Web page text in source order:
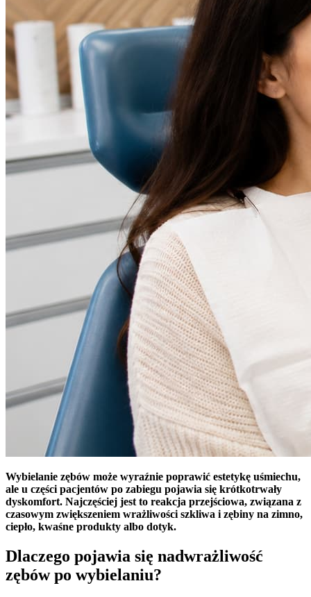
Wybielanie zębów może wyraźnie poprawić estetykę uśmiechu,
ale u części pacjentów po zabiegu pojawia się krótkotrwały
dyskomfort. Najczęściej jest to reakcja przejściowa, związana z
czasowym zwiększeniem wrażliwości szkliwa i zębiny na zimno,
ciepło, kwaśne produkty albo dotyk.
Dlaczego pojawia się nadwrażliwość
zębów po wybielaniu?